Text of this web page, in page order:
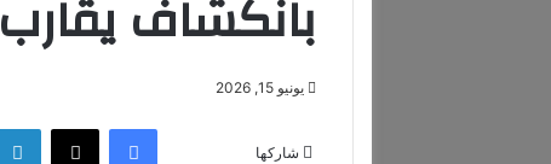
بانكشاف يقارب 400 مليون دولار
يونيو 15, 2026
شاركها
فيسبوك ‫X